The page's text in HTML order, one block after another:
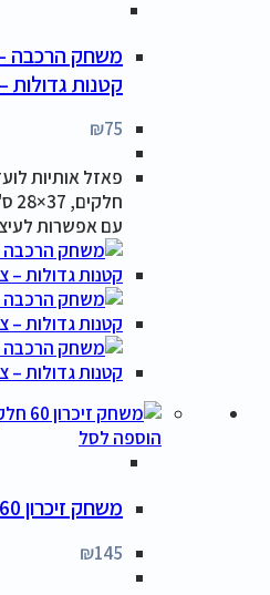
משחק הרכבה –
קטנות גדולות
₪75
עם אפשרות
הוספה לסל
משחק זיכרון 60 חלקים
₪145